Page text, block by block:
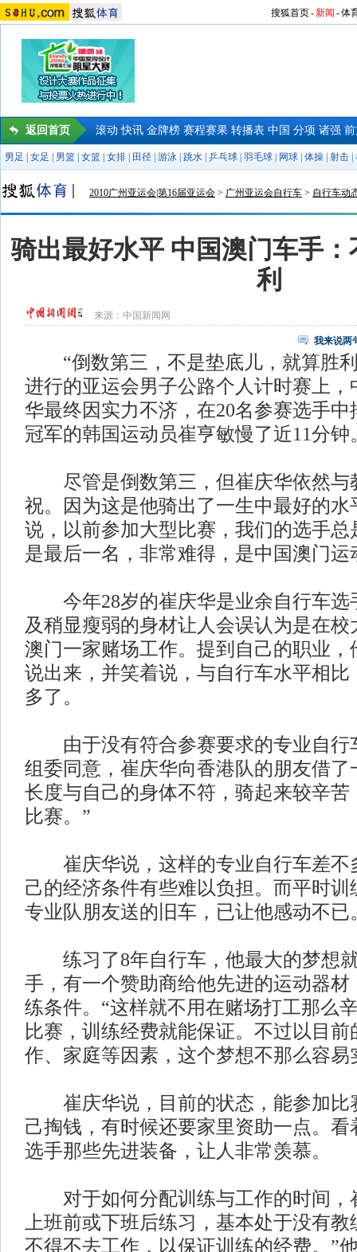
搜狐首页-新闻 -体
返回首页 滚动 快讯 金牌榜 赛程赛果 转播表 中国 分项 诸强
男足 女足 男篮 女篮 女排 田径 游泳 跳水 乒乓球 羽毛球 网球 体操 射击
2010广州亚运会|第16届亚运会 > 广州亚运会自行车 > 自行车动
骑出最好水平 中国澳门车手
利
来源： 中国新闻网
我来说两
“倒数第三，不是垫底儿，就算胜利
进行的亚运会男子公路个人计时赛上，
华最终因实力不济，在20名参赛选手中
冠军的韩国运动员崔亨敏慢了近11分钟
尽管是倒数第三，但崔庆华依然与
祝。因为这是他骑出了一生中最好的水
说，以前参加大型比赛，我们的选手总
是最后一名，非常难得，是中国澳门运
今年28岁的崔庆华是业余自行车选
及稍显瘦弱的身材让人会误认为是在
澳门一家赌场工作。提到自己的职业，
说出来，并笑着说，与自行车水平相比
多了。
由于没有符合参赛要求的专业自行
组委同意，崔庆华向香港队的朋友借了
长度与自己的身体不符，骑起来较辛苦
比赛。”
崔庆华说，这样的专业自行车差不
己的经济条件有些难以负担。而平时训
专业队朋友送的旧车，已让他感动不已
练习了8年自行车，他最大的梦想
手，有一个赞助商给他先进的运动器材
练条件。“这样就不用在赌场打工那么
比赛，训练经费就能保证。不过以目
作、家庭等因素，这个梦想不那么容易
崔庆华说，目前的状态，能参加比
己掏钱，有时候还要家里资助一点。看
选手那些先进装备，让人非常羡慕。
对于如何分配训练与工作的时间，
上班前或下班后练习，基本处于没有
不得不去工作，以保证训练的经费。”